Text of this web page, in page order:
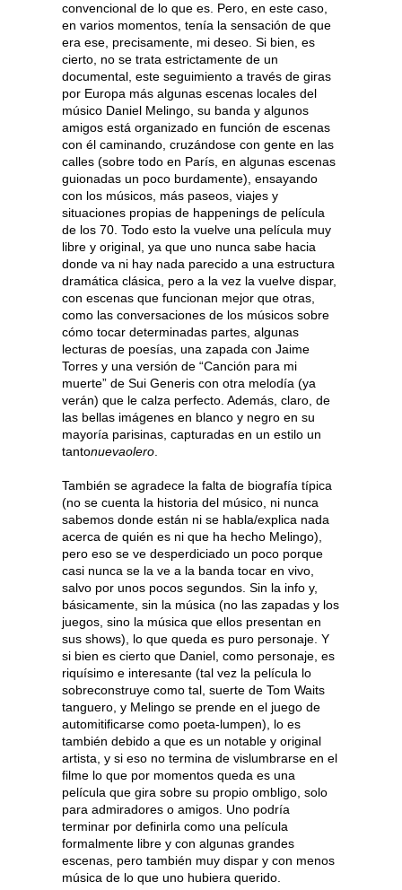
convencional de lo que es. Pero, en este caso,
en varios momentos, tenía la sensación de que
era ese, precisamente, mi deseo. Si bien, es
cierto, no se trata estrictamente de un
documental, este seguimiento a través de giras
por Europa más algunas escenas locales del
músico Daniel Melingo, su banda y algunos
amigos está organizado en función de escenas
con él caminando, cruzándose con gente en las
calles (sobre todo en París, en algunas escenas
guionadas un poco burdamente), ensayando
con los músicos, más paseos, viajes y
situaciones propias de happenings de película
de los 70. Todo esto la vuelve una película muy
libre y original, ya que uno nunca sabe hacia
donde va ni hay nada parecido a una estructura
dramática clásica, pero a la vez la vuelve dispar,
con escenas que funcionan mejor que otras,
como las conversaciones de los músicos sobre
cómo tocar determinadas partes, algunas
lecturas de poesías, una zapada con Jaime
Torres y una versión de “Canción para mi
muerte” de Sui Generis con otra melodía (ya
verán) que le calza perfecto. Además, claro, de
las bellas imágenes en blanco y negro en su
mayoría parisinas, capturadas en un estilo un
tantonuevaolero.
También se agradece la falta de biografía típica
(no se cuenta la historia del músico, ni nunca
sabemos donde están ni se habla/explica nada
acerca de quién es ni que ha hecho Melingo),
pero eso se ve desperdiciado un poco porque
casi nunca se la ve a la banda tocar en vivo,
salvo por unos pocos segundos. Sin la info y,
básicamente, sin la música (no las zapadas y los
juegos, sino la música que ellos presentan en
sus shows), lo que queda es puro personaje. Y
si bien es cierto que Daniel, como personaje, es
riquísimo e interesante (tal vez la película lo
sobreconstruye como tal, suerte de Tom Waits
tanguero, y Melingo se prende en el juego de
automitificarse como poeta-lumpen), lo es
también debido a que es un notable y original
artista, y si eso no termina de vislumbrarse en el
filme lo que por momentos queda es una
película que gira sobre su propio ombligo, solo
para admiradores o amigos. Uno podría
terminar por definirla como una película
formalmente libre y con algunas grandes
escenas, pero también muy dispar y con menos
música de lo que uno hubiera querido.